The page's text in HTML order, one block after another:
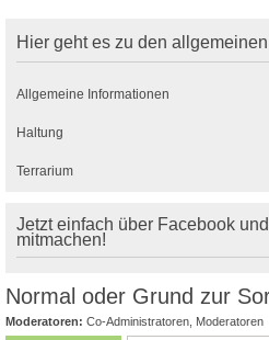
Hier geht es zu den
Allgemeine Informationen
Haltung
Terrarium
Jetzt einfach über Facebook
mitmachen!
Normal oder Grund zur
Moderatoren: Co-Administratoren Moderatoren